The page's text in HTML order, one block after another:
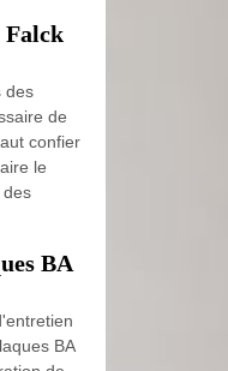
Falck
des
de
confier
le
des
BA
BA